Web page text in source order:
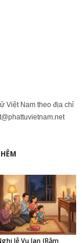
Việt Nam theo địa chỉ
lễ Vu lan (Rằm